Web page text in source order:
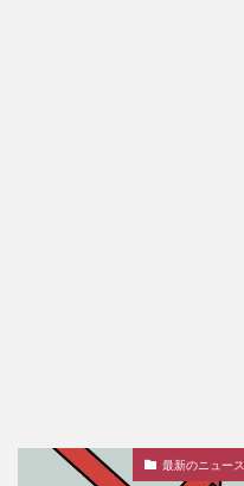
最新のニュース